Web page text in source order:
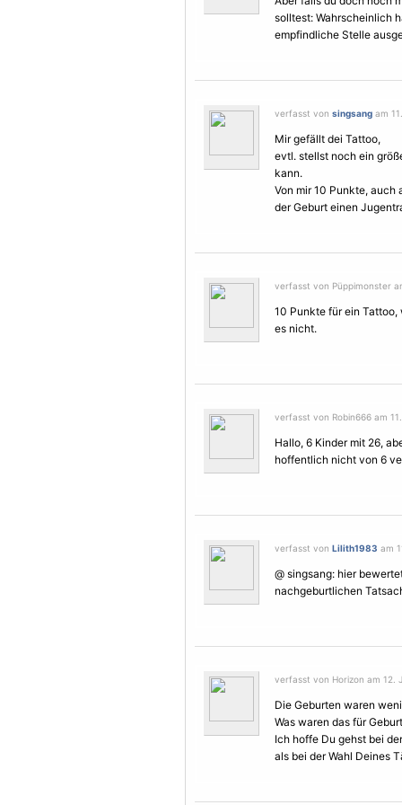
solltest: Wahrscheinlich
empfindliche Stelle
verfasst von singsang am
Mir gefällt dei Tattoo,
evtl. stellst noch ein
kann.
Von mir 10 Punkte, auch
der Geburt einen
verfasst von Püppimonster
10 Punkte für ein
es nicht.
verfasst von Robin666 am
Hallo, 6 Kinder mit 26,
hoffentlich nicht von 6
verfasst von Lilith1983 am
@ singsang: hier
nachgeburtlichen
verfasst von Horizon am 12.
Die Geburten waren
Was waren das für
Ich hoffe Du gehst bei
als bei der Wahl Deines